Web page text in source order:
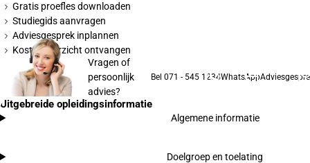
Gratis proefles downloaden
Studiegids aanvragen
Adviesgesprek inplannen
Kostenoverzicht ontvangen
Vragen of
persoonlijk
advies?
Bel 071 - 545 1234WhatsApp
Uitgebreide opleidingsinformatie
Algemene informatie
Doelgroep en toelating